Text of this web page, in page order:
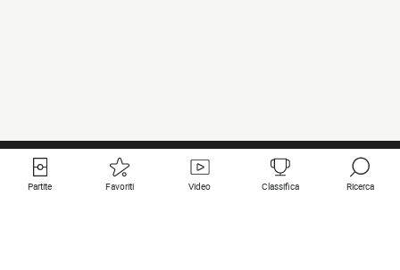
Partite Favoriti Video Classifica Ricerca